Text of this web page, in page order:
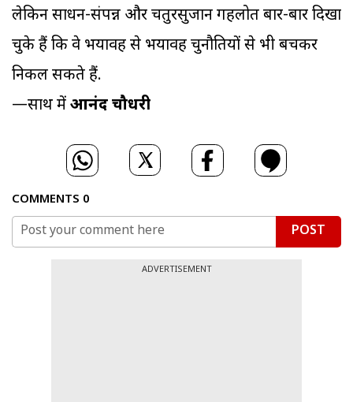
लेकिन साधन-संपन्न और चतुरसुजान गहलोत बार-बार दिखा
चुके हैं कि वे भयावह से भयावह चुनौतियों से भी बचकर
निकल सकते हैं.
—साथ मेंआनंद चौधरी
COMMENTS 0
POST
ADVERTISEMENT